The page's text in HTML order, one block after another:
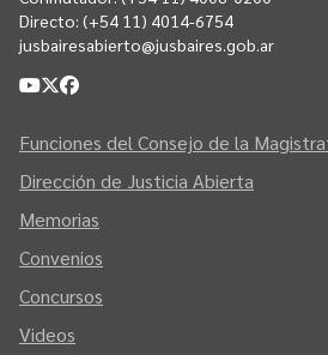
Directo: (+54 11) 4014-6754
jusbairesabierto@jusbaires.gob.ar
Funciones del Consejo de la
Dirección de Justicia Abierta
Memorias
Convenios
Concursos
Videos